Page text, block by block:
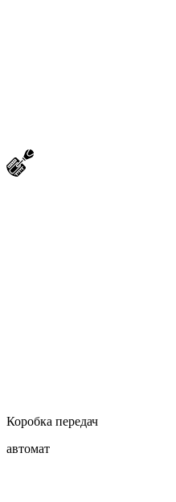
Коробка передач
автомат